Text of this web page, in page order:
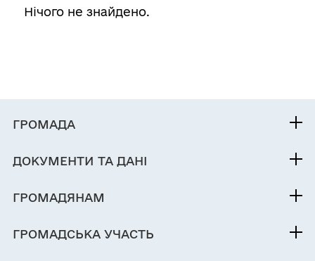
Нічого не знайдено.
ГРОМАДА
Паспорт громади
ДОКУМЕНТИ ТА ДАНІ
ГРОМАДЯНАМ
ГРОМАДСЬКА УЧАСТЬ